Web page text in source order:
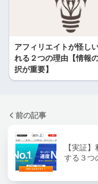
アフィリエイトが怪し
れる２つの理由【情報
択が重要】
前の記事
【実証
する３つ